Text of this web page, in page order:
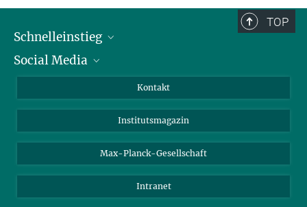
TOP
Schnelleinstieg
Alumni
Schulen
Studierende
Social Media
Facebook
YouTube
Kontakt
Institutsmagazin
Max-Planck-Gesellschaft
Intranet